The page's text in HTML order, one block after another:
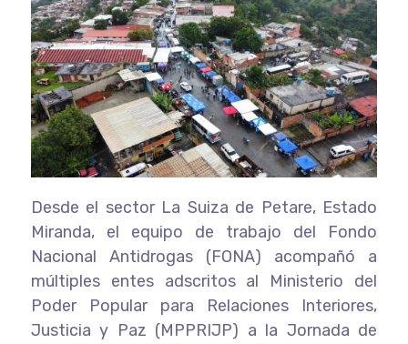
Desde el sector La Suiza de Petare, Estado
Miranda, el equipo de trabajo del Fondo
Nacional Antidrogas (FONA) acompañó a
múltiples entes adscritos al Ministerio del
Poder Popular para Relaciones Interiores,
Justicia y Paz (MPPRIJP) a la Jornada de